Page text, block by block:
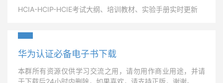
HCIA-HCIP-HCIE考试大纲、培训教材、实验手册实时更新
华为认证必备电子书下载
本群所有资源仅供学习交流之用，请勿用作商业用途，并请
于下载后24小时内删除，如果喜欢，请支持正版，谢谢。